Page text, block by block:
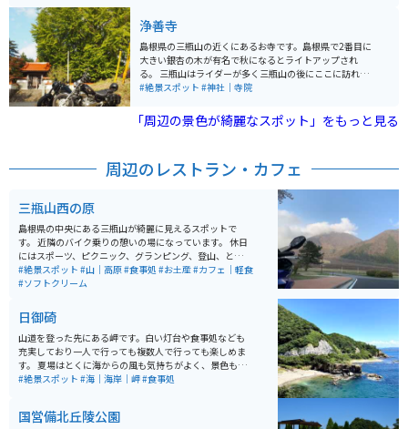
浄善寺
島根県の三瓶山の近くにあるお寺です。島根県で2番目に
大きい銀杏の木が有名で秋になるとライトアップされ
る。 三瓶山はライダーが多く三瓶山の後にここに訪れる
人が多く、ライダーにも人気な場所です。 静かで落ち着
でゆったりと過ごせます。
#絶景スポット #神社｜寺院
「周辺の景色が綺麗なスポット」をもっと見る
周辺のレストラン・カフェ
三瓶山西の原
島根県の中央にある三瓶山が綺麗に見えるスポットで
す。 近隣のバイク乗りの憩いの場になっています。 休日
にはスポーツ、ピクニック、グランピング、登山、と
色々な事をしてる人がいます。 駐車場は広く近くにはお
店（山の駅）もあるので便利です。いい休憩ポイントで
#絶景スポット #山｜高原#食事処 #お土産#カフェ｜軽食
#ソフトクリーム
日御碕
山道を登った先にある岬です。白い灯台や食事処なども
充実しており一人で行っても複数人で行っても楽しめま
す。 夏場はとくに海からの風も気持ちがよく、景色も良
いため絶景スポットとしても有名です。 出雲大社も近く
#絶景スポット #海｜海岸｜岬#食事処
国営備北丘陵公園